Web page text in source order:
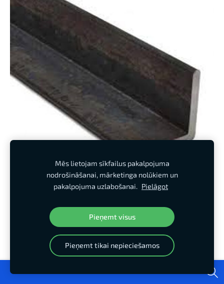
€6,43
Mēs lietojam sīkfailus pakalpojuma
nodrošināšanai, mārketinga nolūkiem un
pakalpojuma uzlabošanai. Pielāgot
Pieņemt visus
Pieņemt tikai nepieciešamos